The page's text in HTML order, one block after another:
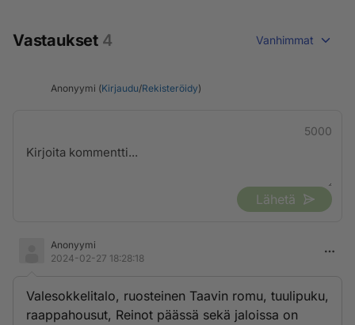
Vastaukset 4 Vanhimmat
Anonyymi (Kirjaudu/Rekisteröidy)
5000
Lähetä
Anonyymi
2024-02-27 18:28:18
Valesokkelitalo, ruosteinen Taavin romu, tuulipuku,
raappahousut, Reinot päässä sekä jaloissa on